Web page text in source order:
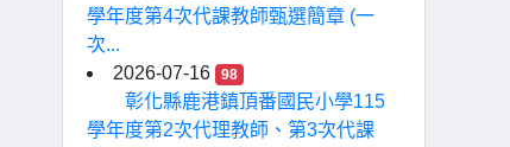
學年度第4次代課教師甄選簡章 (一
次...
2026-07-16
98
彰化縣鹿港鎮頂番國民小學115
學年度第2次代理教師、第3次代課